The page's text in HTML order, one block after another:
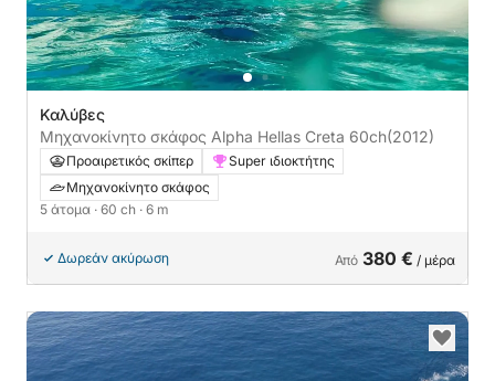
Καλύβες
Μηχανοκίνητο σκάφος Alpha Hellas Creta 60ch(2012)
Προαιρετικός σκίπερ
Super ιδιοκτήτης
Μηχανοκίνητο σκάφος
5 άτομα · 60 ch · 6 m
Δωρεάν ακύρωση Από 380 € / μέρα